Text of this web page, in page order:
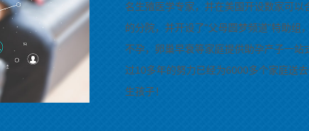
名生殖医学专家，并在美国开设数家可以
的分院，并开设了“父母圆梦频道”特助组
不孕，卵巢早衰等家庭提供助孕产子一站
过10多年的努力已经为6000多个家庭送
生孩子！